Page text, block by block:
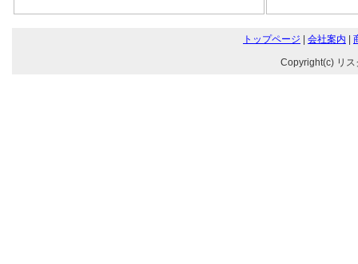
トップページ | 会社案内 |
Copyright(c) リ